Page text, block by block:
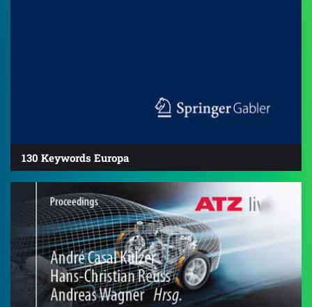
130 Keywords Europa